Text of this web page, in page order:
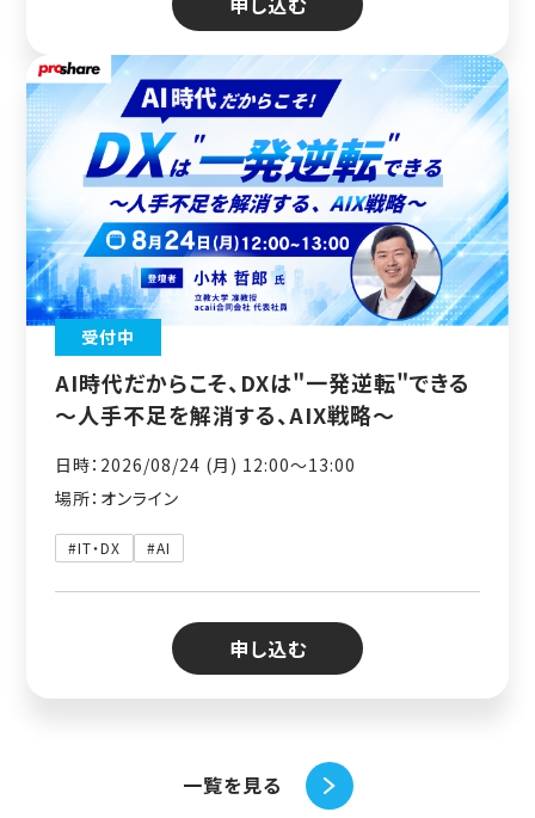
受付中
AI時代だからこそ、DXは"一発逆転"できる
～人手不足を解消する、AIX戦略～
日時：2026/08/24 (月) 12:00〜13:00
場所：オンライン
#IT・DX #AI
申し込む
一覧を見る